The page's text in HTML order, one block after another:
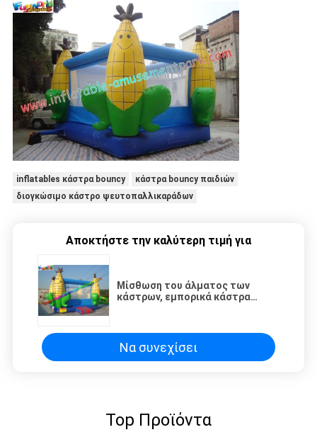
inflatables κάστρα bouncy
κάστρα bouncy παιδιών
διογκώσιμο κάστρο ψευτοπαλλικαράδων
Αποκτήστε την καλύτερη τιμή για
Μίσθωση του άλματος των
κάστρων, εμπορικά κάστρα
Να συνεχίσει
Top Προϊόντα